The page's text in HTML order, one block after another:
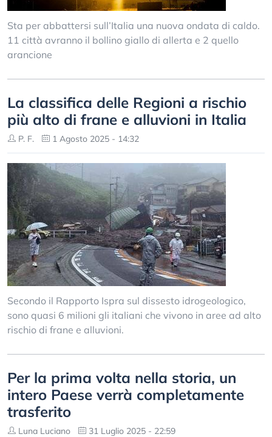
Sta per abbattersi sull’Italia una nuova ondata di caldo.
11 città avranno il bollino giallo di allerta e 2 quello
arancione
La classifica delle Regioni a rischio
più alto di frane e alluvioni in Italia
P. F. 1 Agosto 2025 - 14:32
Secondo il Rapporto Ispra sul dissesto idrogeologico,
sono quasi 6 milioni gli italiani che vivono in aree ad alto
rischio di frane e alluvioni.
Per la prima volta nella storia, un
intero Paese verrà completamente
trasferito
Luna Luciano 31 Luglio 2025 - 22:59